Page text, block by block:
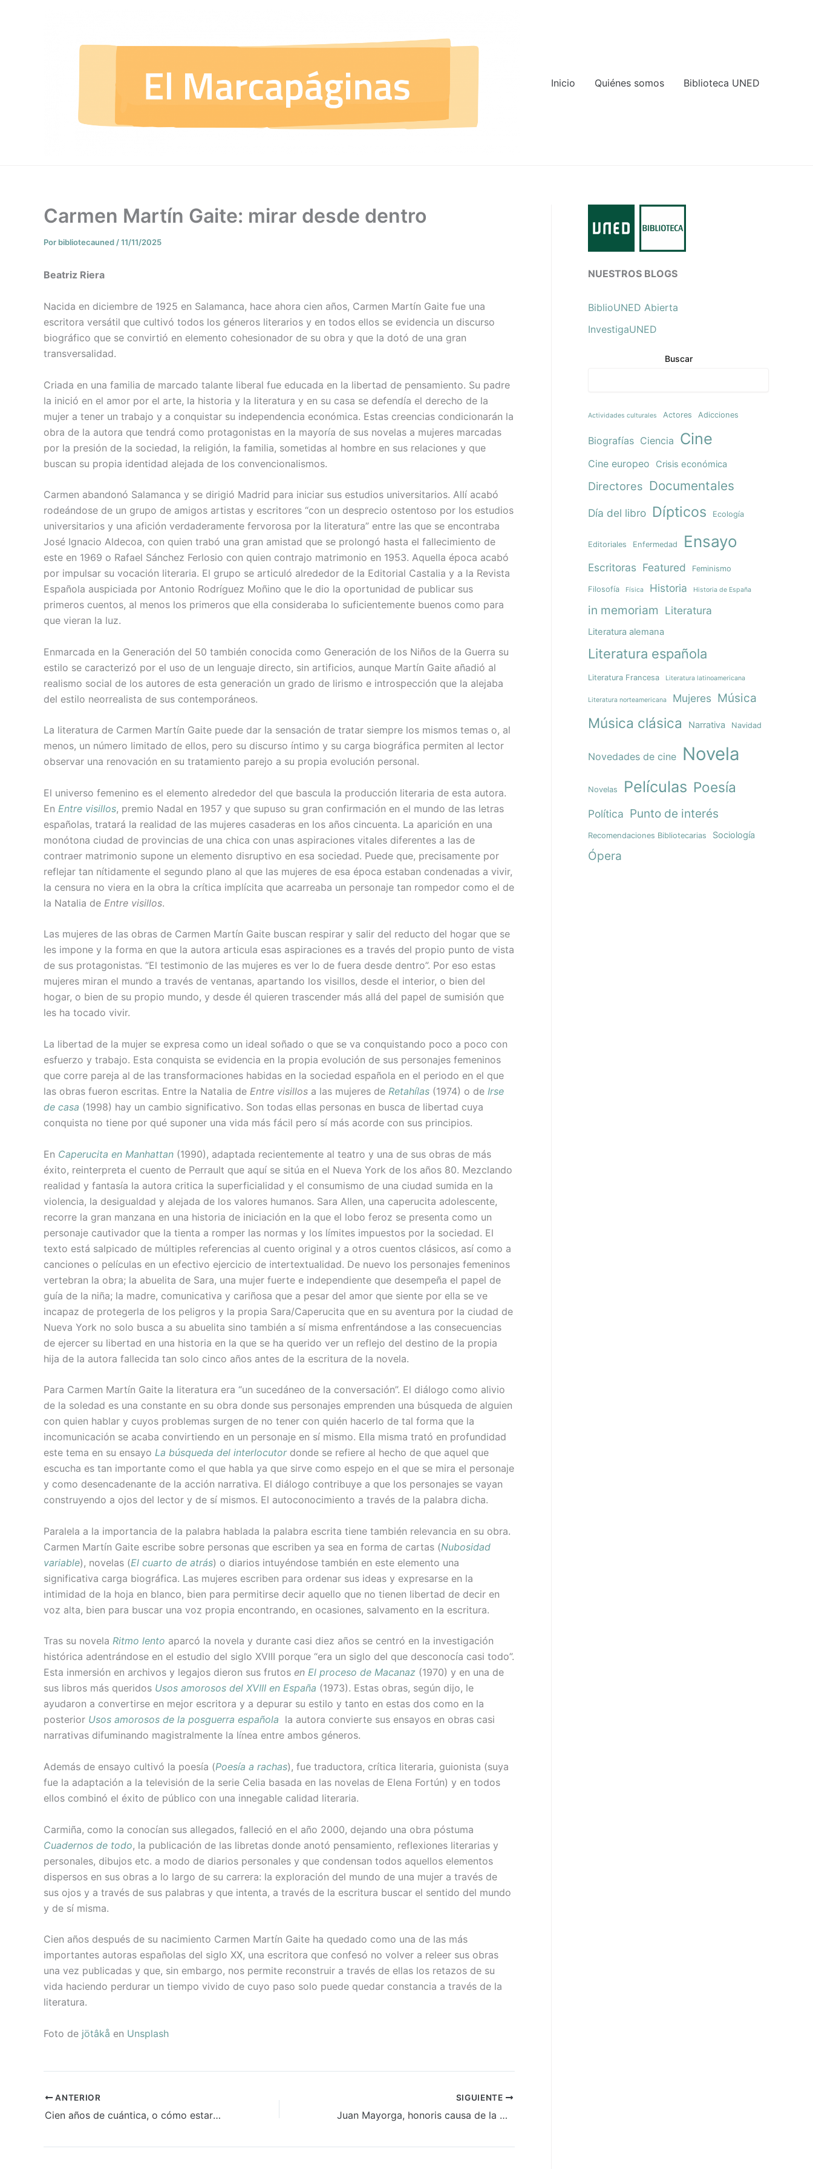
Inicio Quiénes somos Biblioteca UNED
Carmen Martín Gaite: mirar desde dentro
Por bibliotecauned/11/11/2025
Beatriz Riera
Nacida en diciembre de 1925 en Salamanca, hace ahora cien años, Carmen Martín Gaite fue una
escritora versátil que cultivó todos los géneros literarios y en todos ellos se evidencia un discurso
biográfico que se convirtió en elemento cohesionador de su obra y que la dotó de una gran
transversalidad.
Criada en una familia de marcado talante liberal fue educada en la libertad de pensamiento. Su padre
la inició en el amor por el arte, la historia y la literatura y en su casa se defendía el derecho de la
mujer a tener un trabajo y a conquistar su independencia económica. Estas creencias condicionarán la
obra de la autora que tendrá como protagonistas en la mayoría de sus novelas a mujeres marcadas
por la presión de la sociedad, la religión, la familia, sometidas al hombre en sus relaciones y que
buscan su propia identidad alejada de los convencionalismos.
Carmen abandonó Salamanca y se dirigió Madrid para iniciar sus estudios universitarios. Allí acabó
rodeándose de un grupo de amigos artistas y escritores “con un desprecio ostentoso por los estudios
universitarios y una afición verdaderamente fervorosa por la literatura” entre las que se encontraba
José Ignacio Aldecoa, con quien trabó una gran amistad que se prolongó hasta el fallecimiento de
este en 1969 o Rafael Sánchez Ferlosio con quien contrajo matrimonio en 1953. Aquella época acabó
por impulsar su vocación literaria. El grupo se articuló alrededor de la Editorial Castalia y a la Revista
Española auspiciada por Antonio Rodríguez Moñino que le dio la oportunidad de publicar sus
primeros cuentos, al menos los primeros que ella consideraba lo suficientemente buenos como para
que vieran la luz.
Enmarcada en la Generación del 50 también conocida como Generación de los Niños de la Guerra su
estilo se caracterizó por el uso de un lenguaje directo, sin artificios, aunque Martín Gaite añadió al
realismo social de los autores de esta generación un grado de lirismo e introspección que la alejaba
del estilo neorrealista de sus contemporáneos.
La literatura de Carmen Martín Gaite puede dar la sensación de tratar siempre los mismos temas o, al
menos, un número limitado de ellos, pero su discurso íntimo y su carga biográfica permiten al lector
observar una renovación en su tratamiento parejo a su propia evolución personal.
El universo femenino es el elemento alrededor del que bascula la producción literaria de esta autora.
En Entre visillos, premio Nadal en 1957 y que supuso su gran confirmación en el mundo de las letras
españolas, tratará la realidad de las mujeres casaderas en los años cincuenta. La aparición en una
monótona ciudad de provincias de una chica con unas aspiraciones vitales diferentes a las de
contraer matrimonio supone un elemento disruptivo en esa sociedad. Puede que, precisamente por
reflejar tan nítidamente el segundo plano al que las mujeres de esa época estaban condenadas a vivir,
la censura no viera en la obra la crítica implícita que acarreaba un personaje tan rompedor como el de
la Natalia de Entre visillos.
Las mujeres de las obras de Carmen Martín Gaite buscan respirar y salir del reducto del hogar que se
les impone y la forma en que la autora articula esas aspiraciones es a través del propio punto de vista
de sus protagonistas. “El testimonio de las mujeres es ver lo de fuera desde dentro”. Por eso estas
mujeres miran el mundo a través de ventanas, apartando los visillos, desde el interior, o bien del
hogar, o bien de su propio mundo, y desde él quieren trascender más allá del papel de sumisión que
les ha tocado vivir.
La libertad de la mujer se expresa como un ideal soñado o que se va conquistando poco a poco con
esfuerzo y trabajo. Esta conquista se evidencia en la propia evolución de sus personajes femeninos
que corre pareja al de las transformaciones habidas en la sociedad española en el periodo en el que
las obras fueron escritas. Entre la Natalia de Entre visillos a las mujeres de Retahílas (1974) o de Irse
de casa (1998) hay un cambio significativo. Son todas ellas personas en busca de libertad cuya
conquista no tiene por qué suponer una vida más fácil pero sí más acorde con sus principios.
En Caperucita en Manhattan (1990), adaptada recientemente al teatro y una de sus obras de más
éxito, reinterpreta el cuento de Perrault que aquí se sitúa en el Nueva York de los años 80. Mezclando
realidad y fantasía la autora critica la superficialidad y el consumismo de una ciudad sumida en la
violencia, la desigualdad y alejada de los valores humanos. Sara Allen, una caperucita adolescente,
recorre la gran manzana en una historia de iniciación en la que el lobo feroz se presenta como un
personaje cautivador que la tienta a romper las normas y los límites impuestos por la sociedad. El
texto está salpicado de múltiples referencias al cuento original y a otros cuentos clásicos, así como a
canciones o películas en un efectivo ejercicio de intertextualidad. De nuevo los personajes femeninos
vertebran la obra; la abuelita de Sara, una mujer fuerte e independiente que desempeña el papel de
guía de la niña; la madre, comunicativa y cariñosa que a pesar del amor que siente por ella se ve
incapaz de protegerla de los peligros y la propia Sara/Caperucita que en su aventura por la ciudad de
Nueva York no solo busca a su abuelita sino también a sí misma enfrentándose a las consecuencias
de ejercer su libertad en una historia en la que se ha querido ver un reflejo del destino de la propia
hija de la autora fallecida tan solo cinco años antes de la escritura de la novela.
Para Carmen Martín Gaite la literatura era “un sucedáneo de la conversación”. El diálogo como alivio
de la soledad es una constante en su obra donde sus personajes emprenden una búsqueda de alguien
con quien hablar y cuyos problemas surgen de no tener con quién hacerlo de tal forma que la
incomunicación se acaba convirtiendo en un personaje en sí mismo. Ella misma trató en profundidad
este tema en su ensayo La búsqueda del interlocutordonde se refiere al hecho de que aquel que
escucha es tan importante como el que habla ya que sirve como espejo en el que se mira el personaje
y como desencadenante de la acción narrativa. El diálogo contribuye a que los personajes se vayan
construyendo a ojos del lector y de sí mismos. El autoconocimiento a través de la palabra dicha.
Paralela a la importancia de la palabra hablada la palabra escrita tiene también relevancia en su obra.
Carmen Martín Gaite escribe sobre personas que escriben ya sea en forma de cartas (Nubosidad
variable), novelas (El cuarto de atrás) o diarios intuyéndose también en este elemento una
significativa carga biográfica. Las mujeres escriben para ordenar sus ideas y expresarse en la
intimidad de la hoja en blanco, bien para permitirse decir aquello que no tienen libertad de decir en
voz alta, bien para buscar una voz propia encontrando, en ocasiones, salvamento en la escritura.
Tras su novela Ritmo lento aparcó la novela y durante casi diez años se centró en la investigación
histórica adentrándose en el estudio del siglo XVIII porque “era un siglo del que desconocía casi todo”.
Esta inmersión en archivos y legajos dieron sus frutos en El proceso de Macanaz (1970) y en una de
sus libros más queridos Usos amorosos del XVIII en España (1973). Estas obras, según dijo, le
ayudaron a convertirse en mejor escritora y a depurar su estilo y tanto en estas dos como en la
posterior Usos amorosos de la posguerra española la autora convierte sus ensayos en obras casi
narrativas difuminando magistralmente la línea entre ambos géneros.
Además de ensayo cultivó la poesía (Poesía a rachas), fue traductora, crítica literaria, guionista (suya
fue la adaptación a la televisión de la serie Celia basada en las novelas de Elena Fortún) y en todos
ellos combinó el éxito de público con una innegable calidad literaria.
Carmiña, como la conocían sus allegados, falleció en el año 2000, dejando una obra póstuma
Cuadernos de todo, la publicación de las libretas donde anotó pensamiento, reflexiones literarias y
personales, dibujos etc. a modo de diarios personales y que condensan todos aquellos elementos
dispersos en sus obras a lo largo de su carrera: la exploración del mundo de una mujer a través de
sus ojos y a través de sus palabras y que intenta, a través de la escritura buscar el sentido del mundo
y de sí misma.
Cien años después de su nacimiento Carmen Martín Gaite ha quedado como una de las más
importantes autoras españolas del siglo XX, una escritora que confesó no volver a releer sus obras
una vez publicadas y que, sin embargo, nos permite reconstruir a través de ellas los retazos de su
vida haciendo perdurar un tiempo vivido de cuyo paso solo puede quedar constancia a través de la
literatura.
Foto de jötâkå en Unsplash
ANTERIOR
Cien años de cuántica, o cómo estar vivo y muerto a la vez
SIGUIENTE
Juan Mayorga, honoris causa de la palabra
NUESTROS BLOGS
BiblioUNED Abierta
InvestigaUNED
Buscar
Actividades culturales Actores Adicciones
Biografías Ciencia Cine
Cine europeo Crisis económica
Directores Documentales
Día del libro Dípticos Ecología
Editoriales Enfermedad Ensayo
Escritoras Featured Feminismo
Filosofía Física Historia Historia de España
in memoriam Literatura
Literatura alemana
Literatura española
Literatura Francesa Literatura latinoamericana
Literatura norteamericana Mujeres Música
Música clásica Narrativa Navidad
Novedades de cine Novela
Novelas Películas Poesía
Política Punto de interés
Recomendaciones Bibliotecarias Sociología
Ópera